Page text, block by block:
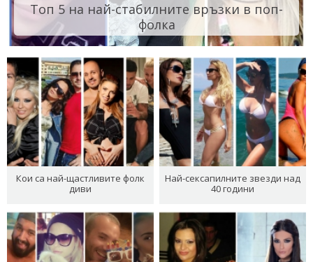
Топ 5 на най-стабилните връзки в поп-
фолка
Кои са най-щастливите фолк
диви
Най-сексапилните звезди над
40 години